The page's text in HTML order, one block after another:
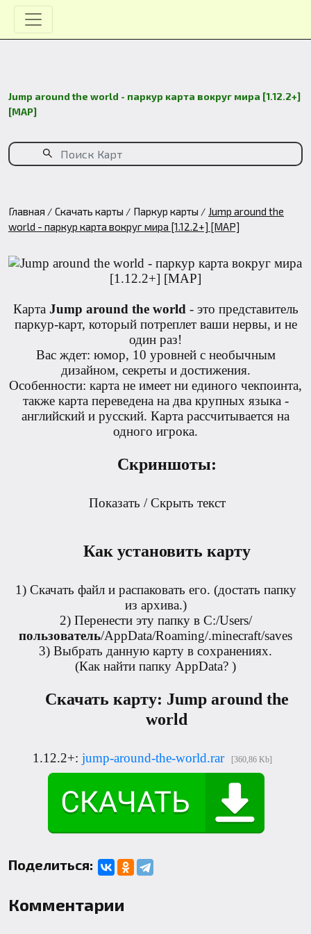
Jump around the world - паркур карта вокруг мира [1.12.2+]
[MAP]
Главная Скачать карты Паркур карты
Jump around the
world - паркур карта вокруг мира [1.12.2+] [MAP]
Карта Jump around the world - это представитель
паркур-карт, который потреплет ваши нервы, и не
один раз!
Вас ждет: юмор, 10 уровней с необычным
дизайном, секреты и достижения.
Особенности: карта не имеет ни единого чекпоинта,
также карта переведена на два крупных языка -
английский и русский. Карта рассчитывается на
одного игрока.
Скриншоты:
Показать / Скрыть текст
Как установить карту
1) Скачать файл и распаковать его. (достать папку
из архива.)
2) Перенести эту папку в C:/Users/
пользователь/AppData/Roaming/.minecraft/saves
3) Выбрать данную карту в сохранениях.
(Как найти папку AppData? )
Скачать карту: Jump around the
world
1.12.2+: jump-around-the-world.rar [360,86 Kb]
Поделиться:
Комментарии